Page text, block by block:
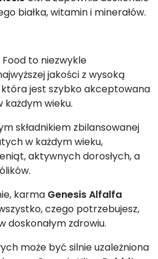
białka, witamin i minerałów.
to niezwykle
jakości z wysoką
która jest szybko akceptowana
każdym wieku.
składnikiem zbilansowanej
w każdym wieku,
aktywnych dorosłych, a
karma Genesis Alfalfa
czego potrzebujesz,
zdrowiu.
może być silnie uzależniona